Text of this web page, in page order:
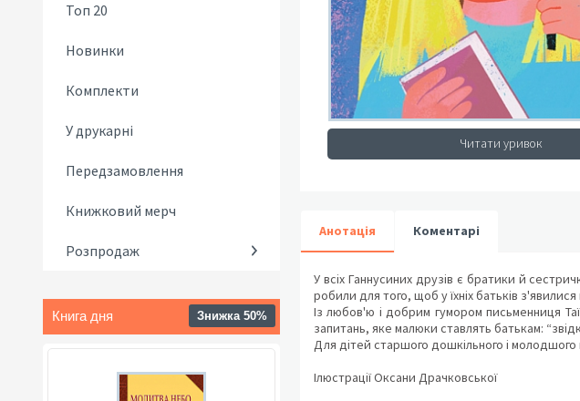
Топ 20
Новинки
Комплекти
У друкарні
Передзамовлення
Книжковий мерч
Розпродаж
Книга дня Знижка 50%
Читати уривок
Анотація Коментарі
У всіх Ганнусиних друзів є братики й
робили для того, щоб у їхніх батьків
Із любов'ю і добрим гумором письменниця
запитань, яке малюки ставлять батькам:
Для дітей старшого дошкільного і молодшого
Ілюстрації Оксани Драчковської